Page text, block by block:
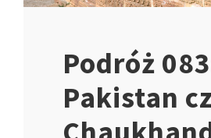
Podróż
Pakistan